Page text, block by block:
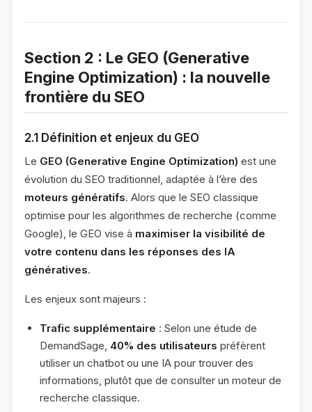
Section 2 : Le GEO (Generative
Engine Optimization) : la nouvelle
frontière du SEO
2.1 Définition et enjeux du GEO
Le GEO (Generative Engine Optimization) est une
évolution du SEO traditionnel, adaptée à l’ère des
moteurs génératifs. Alors que le SEO classique
optimise pour les algorithmes de recherche (comme
Google), le GEO vise à maximiser la visibilité de
votre contenu dans les réponses des IA
génératives.
Les enjeux sont majeurs :
Trafic supplémentaire : Selon une étude de
DemandSage, 40% des utilisateurs préfèrent
utiliser un chatbot ou une IA pour trouver des
informations, plutôt que de consulter un moteur de
recherche classique.